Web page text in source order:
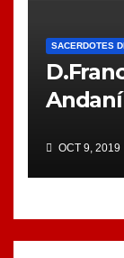
SACERDOTES
Andaní
OCT 9, 2019